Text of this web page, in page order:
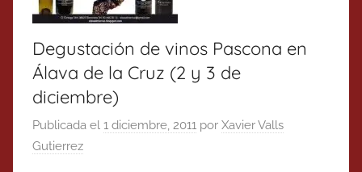
Degustación de vinos Pascona en
Álava de la Cruz (2 y 3 de
diciembre)
Publicada el 1 diciembre, 2011 por Xavier Valls
Gutierrez